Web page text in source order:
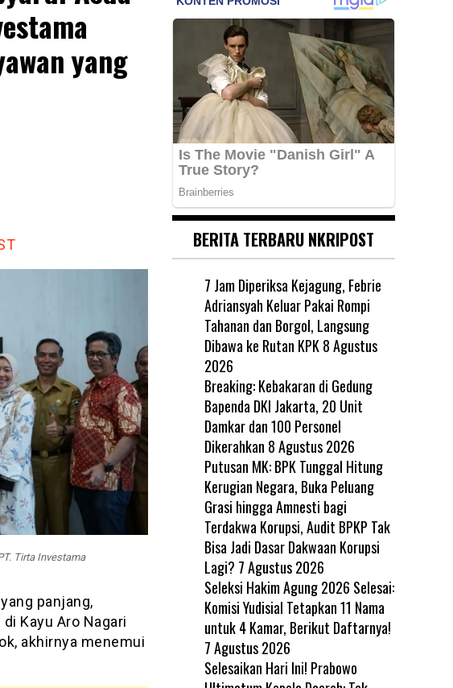
yang
Tirta Investama
panjang,
Kayu Aro Nagari
akhirnya menemui
BERITA TERBARU NKRIPOST
7 Jam Diperiksa Kejagung, Febrie
Adriansyah Keluar Pakai Rompi
Tahanan dan Borgol, Langsung
Dibawa ke Rutan KPK 8 Agustus
2026
Breaking: Kebakaran di Gedung
Bapenda DKI Jakarta, 20 Unit
Damkar dan 100 Personel
Dikerahkan 8 Agustus 2026
Putusan MK: BPK Tunggal Hitung
Kerugian Negara, Buka Peluang
Grasi hingga Amnesti bagi
Terdakwa Korupsi, Audit BPKP Tak
Bisa Jadi Dasar Dakwaan Korupsi
Lagi? 7 Agustus 2026
Seleksi Hakim Agung 2026 Selesai:
Komisi Yudisial Tetapkan 11 Nama
untuk 4 Kamar, Berikut Daftarnya!
7 Agustus 2026
Selesaikan Hari Ini! Prabowo